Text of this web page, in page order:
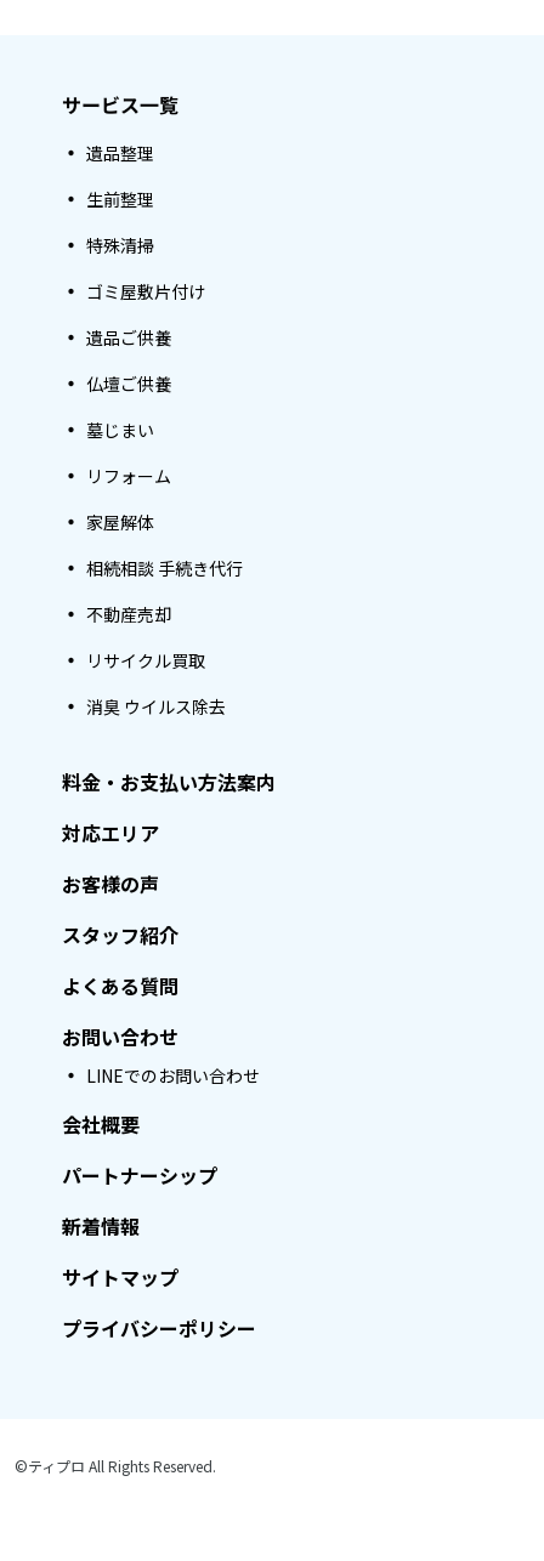
サービス一覧
遺品整理
生前整理
特殊清掃
ゴミ屋敷片付け
遺品ご供養
仏壇ご供養
墓じまい
リフォーム
家屋解体
相続相談 手続き代行
不動産売却
リサイクル買取
消臭 ウイルス除去
料金・お支払い方法案内
対応エリア
お客様の声
スタッフ紹介
よくある質問
お問い合わせ
LINEでのお問い合わせ
会社概要
パートナーシップ
新着情報
サイトマップ
プライバシーポリシー
©ティプロ All Rights Reserved.